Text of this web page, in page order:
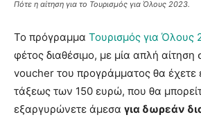
Πότε η αίτηση για το Τουρισμός για Όλους 2023.
Το πρόγραμμα Τουρισμός για Όλους
φέτος διαθέσιμο, με μία απλή
voucher του προγράμματος θα έχετε
τάξεως των 150 ευρώ, που θα
εξαργυρώνετε άμεσα για δωρεάν